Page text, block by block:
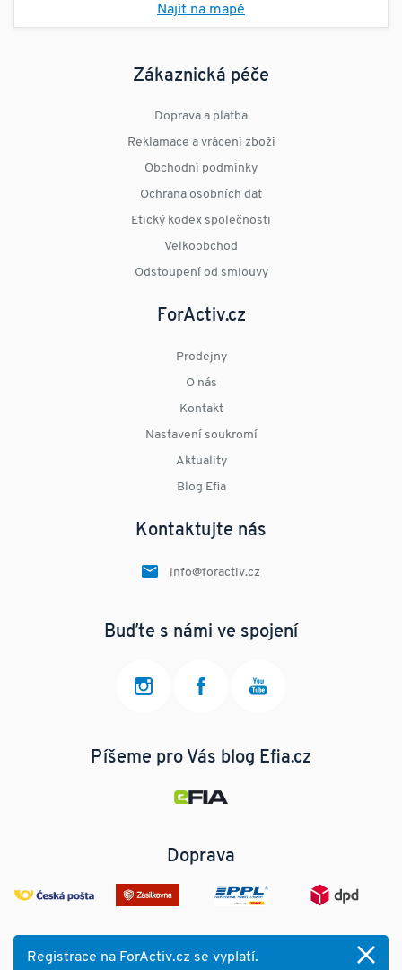
Najít na mapě
Zákaznická péče
Doprava a platba
Reklamace a vrácení zboží
Obchodní podmínky
Ochrana osobních dat
Etický kodex společnosti
Velkoobchod
Odstoupení od smlouvy
ForActiv.cz
Prodejny
O nás
Kontakt
Nastavení soukromí
Aktuality
Blog Efia
Kontaktujte nás
info@foractiv.cz
Buďte s námi ve spojení
Píšeme pro Vás blog Efia.cz
Doprava
© 2025 ForActiv.cz s.r.o
Registrace na ForActiv.cz se vyplatí.